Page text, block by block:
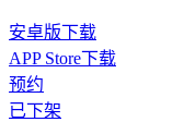
安卓版下载
APP Store下载
预约
已下架